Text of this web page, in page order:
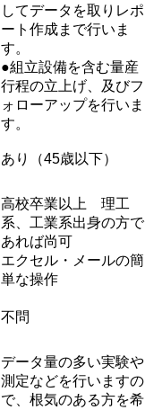
してデータを取りレポ
ート作成まで行いま
す。
●組立設備を含む量産
行程の立上げ、及びフ
ォローアップを行いま
す。
あり（45歳以下）
高校卒業以上 理工
系、工業系出身の方で
あれば尚可
エクセル・メールの簡
単な操作
不問
データ量の多い実験や
測定などを行いますの
で、根気のある方を希